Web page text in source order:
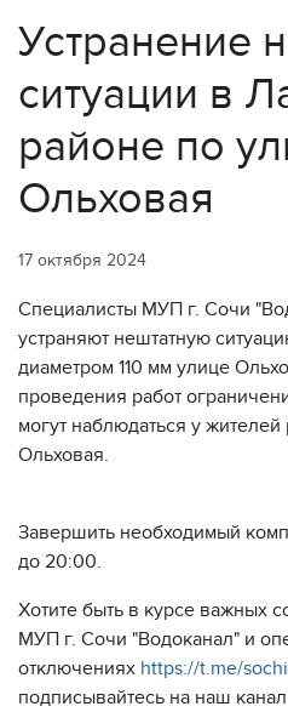
Устранение
ситуации в
районе по
Ольховая
17 октября 2024
Специалисты МУП г. Сочи
устраняют нештатную
диаметром 110 мм улице
проведения работ
могут наблюдаться у
Ольховая.
Завершить необходимый
до 20:00.
Хотите быть в курсе важных
МУП г. Сочи "Водоканал" и
отключениях https://t.me/
подписывайтесь на наш